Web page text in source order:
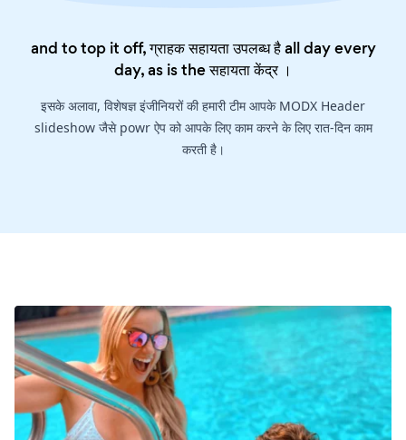
and to top it off, ग्राहक सहायता उपलब्ध है all day every
day, as is theसहायता केंद्र।
इसके अलावा, विशेषज्ञ इंजीनियरों की हमारी टीम आपके MODX Header
slideshow जैसे powr ऐप को आपके लिए काम करने के लिए रात-दिन काम
करती है।